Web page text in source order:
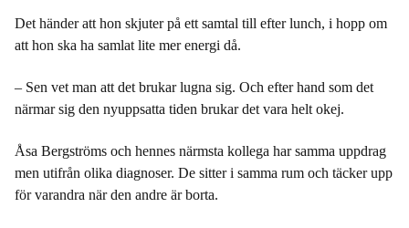
Det händer att hon skjuter på ett samtal till efter lunch, i hopp om
att hon ska ha samlat lite mer energi då.
– Sen vet man att det brukar lugna sig. Och efter hand som det
närmar sig den nyuppsatta tiden brukar det vara helt okej.
Åsa Bergströms och hennes närmsta kollega har samma uppdrag
men utifrån olika diagnoser. De sitter i samma rum och täcker upp
för varandra när den andre är borta.